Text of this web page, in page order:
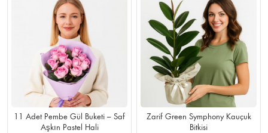
11 Adet Pembe Gül Buketi – Saf
Aşkın Pastel Hali
Zarif Green Symphony Kauçuk
Bitkisi